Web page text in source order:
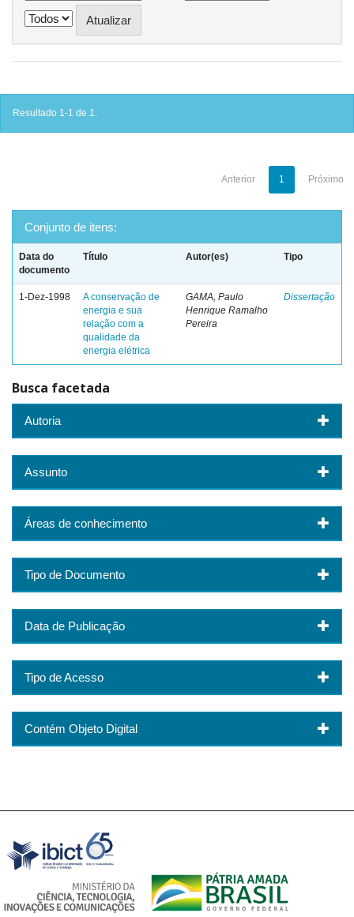
Resultado 1-1 de 1.
Anterior 1 Próximo
Conjunto de itens:
Data do
documento
Título Autor(es) Tipo
1-Dez-1998
A conservação de
energia e sua
relação com a
qualidade da
energia elétrica
GAMA, Paulo
Henrique Ramalho
Pereira
Dissertação
Busca facetada
Autoria
Assunto
Áreas de conhecimento
Tipo de Documento
Data de Publicação
Tipo de Acesso
Contém Objeto Digital